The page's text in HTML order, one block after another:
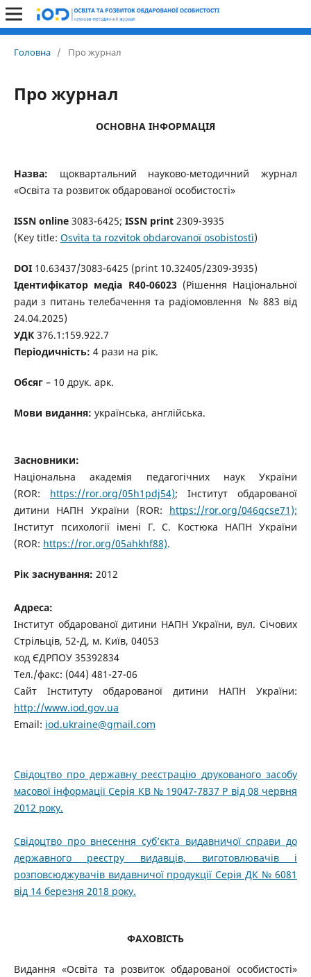
Головна / Про журнал
Про журнал
ОСНОВНА ІНФОРМАЦІЯ
Назва: щоквартальний науково-методичний журнал
«Освіта та розвиток обдарованої особистості»
ISSN online 3083-6425; ISSN print 2309-3935
(Key title: Osvìta ta rozvitok obdarovanoï osobistostì)
DOI 10.63437/3083-6425 (print 10.32405/2309-3935)
Ідентифікатор медіа R40-06023 (Рішення Національної
ради з питань телебачення та радіомовлення № 883 від
24.04.2025)
УДК376.1:159.922.7
Періодичність: 4 рази на рік.
Обсяг– 10 друк. арк.
Мови видання: українська, англійська.
Засновники:
Національна академія педагогічних наук України
(ROR:
https://ror.org/05h1pdj54); Інститут обдарованої
дитини НАПН України (ROR:
https://ror.org/046qcse71);
Інститут психології імені Г. С. Костюка НАПН України
(ROR: https://ror.org/05ahkhf88).
Рік заснування: 2012
Адреса:
Інститут обдарованої дитини НАПН України, вул. Січових
Стрільців, 52-Д, м. Київ, 04053
код ЄДРПОУ 35392834
Тел./факс: (044) 481-27-06
Сайт Інституту обдарованої дитини НАПН України:
http://www.iod.gov.ua
Email: iod.ukraine@gmail.com
Свідоцтво про державну реєстрацію друкованого засобу
масової інформації Серія КВ № 19047-7837 Р від 08 червня
2012 року.
Свідоцтво про внесення суб’єкта видавничої справи до
державного реєстру видавців, виготовлювачів і
розповсюджувачів видавничої продукції Серія ДК № 6081
від 14 березня 2018 року.
ФАХОВІСТЬ
Видання «Освіта та розвиток обдарованої особистості»